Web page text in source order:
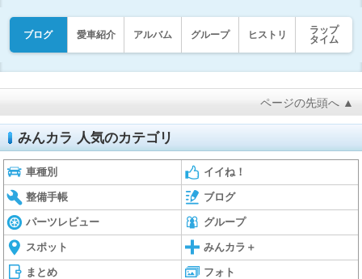
ブログ 愛車紹介 アルバム グループ ヒストリ
ラップ
タイム
ページの先頭へ ▲
みんカラ 人気のカテゴリ
車種別 イイね！
整備手帳 ブログ
パーツレビュー グループ
スポット みんカラ＋
まとめ フォト